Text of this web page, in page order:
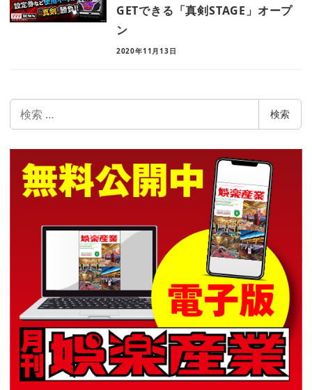
GETできる「真剣STAGE」オープ
ン
2020年11月13日
索
検索